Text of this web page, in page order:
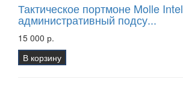
Тактическое портмоне Molle Intel
административный подсу...
15 000 р.
В корзину